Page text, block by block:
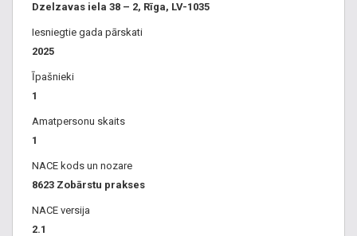
Dzelzavas iela 38 – 2, Rīga, LV-1035
Iesniegtie gada pārskati
2025
Īpašnieki
1
Amatpersonu skaits
1
NACE kods un nozare
8623 Zobārstu prakses
NACE versija
2.1